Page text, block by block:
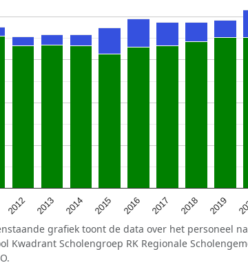
2012 2013 2014 2015 2016 2017 2018 2019
grafiek toont de data over het personeel
Kwadrant Scholengroep RK Regionale